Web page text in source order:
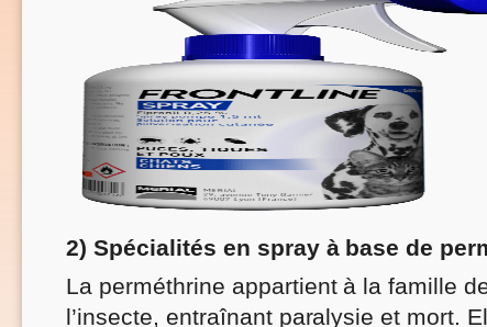
2) Spécialités en spray à base de
La perméthrine appartient à la famille
l’insecte, entraînant paralysie et mort.